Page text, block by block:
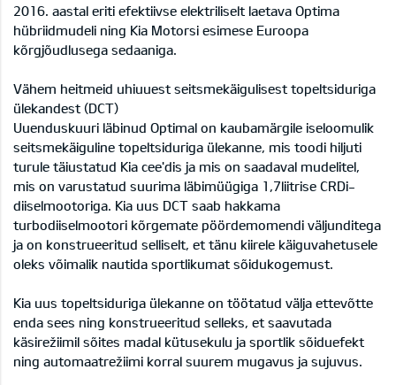
2016. aastal eriti efektiivse elektriliselt laetava Optima
hübriidmudeli ning Kia Motorsi esimese Euroopa
kõrgjõudlusega sedaaniga.
Vähem heitmeid uhiuuest seitsmekäigulisest topeltsiduriga
ülekandest (DCT)
Uuenduskuuri läbinud Optimal on kaubamärgile iseloomulik
seitsmekäiguline topeltsiduriga ülekanne, mis toodi hiljuti
turule täiustatud Kia cee'dis ja mis on saadaval mudelitel,
mis on varustatud suurima läbimüügiga 1,7liitrise CRDi-
diiselmootoriga. Kia uus DCT saab hakkama
turbodiiselmootori kõrgemate pöördemomendi väljunditega
ja on konstrueeritud selliselt, et tänu kiirele käiguvahetusele
oleks võimalik nautida sportlikumat sõidukogemust.
Kia uus topeltsiduriga ülekanne on töötatud välja ettevõtte
enda sees ning konstrueeritud selleks, et saavutada
käsirežiimil sõites madal kütusekulu ja sportlik sõiduefekt
ning automaatrežiimi korral suurem mugavus ja sujuvus.